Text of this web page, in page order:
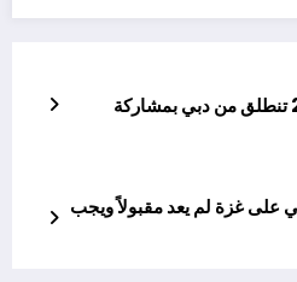
قمة الإعلام العربي 2025 تنطلق من دبي بمشاركة
على غزة لم يعد مقبولاً ويجب